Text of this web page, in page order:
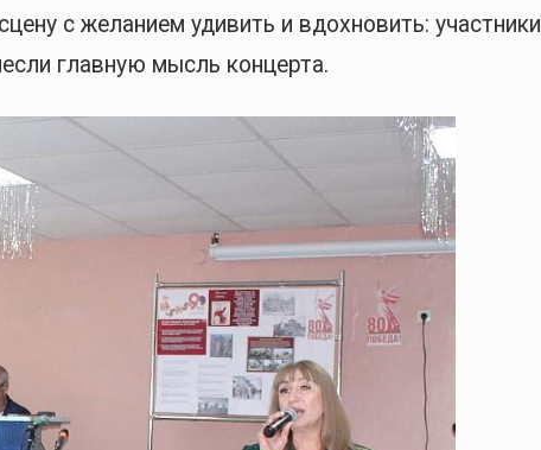
с желанием удивить и вдохновить: участники
главную мысль концерта.